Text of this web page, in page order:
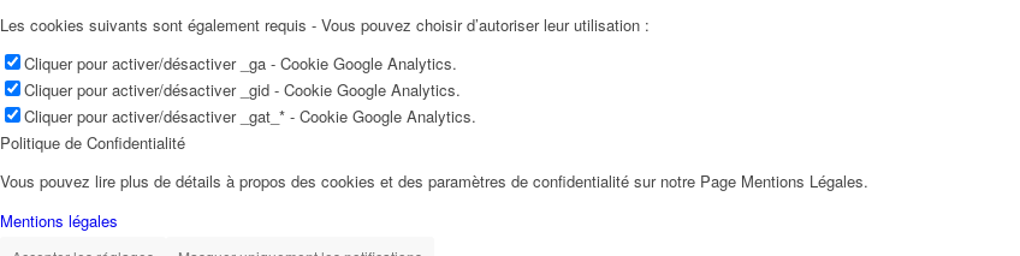
Les cookies suivants sont également requis - Vous pouvez choisir d’autoriser leur utilisation :
Cliquer pour activer/désactiver _ga - Cookie Google Analytics.
Cliquer pour activer/désactiver _gid - Cookie Google Analytics.
Cliquer pour activer/désactiver _gat_* - Cookie Google Analytics.
Politique de Confidentialité
Vous pouvez lire plus de détails à propos des cookies et des paramètres de confidentialité sur notre Page Mentions Légales.
Mentions légales